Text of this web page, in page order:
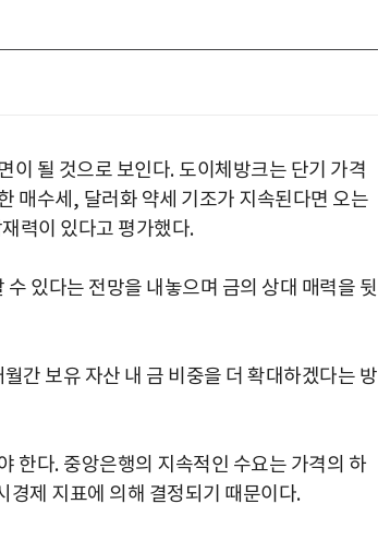
이 될 것으로 보인다. 도이체방크는 단기 가격
매수세 , 달러화 약세 기조가 지속된다면 오는
력이 있다고 평가했다.
수 있다는 전망을 내놓으며 금의 상대 매력을 뒷
월간 보유 자산 내 금 비중을 더 확대하겠다는 방
한다. 중앙은행의 지속적인 수요는 가격의 하
경제 지표에 의해 결정되기 때문이다.